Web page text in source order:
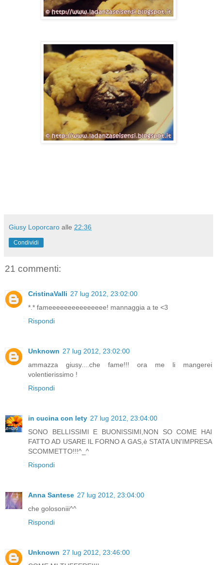
Giusy Loporcaro alle 22:36
Condividi
21 commenti:
CristinaValli 27 lug 2012, 23:02:00
*.* fameeeeeeeeeeeeeee! mannaggia a te <3
Rispondi
Unknown 27 lug 2012, 23:02:00
ammazza giusy....che fame!!! ora me li mangerei
volentierissimo !
Rispondi
in cucina con lety 27 lug 2012, 23:04:00
SONO BELLISSIMI E BUONISSIMI,NON SO COME HAI
FATTO AD USARE IL FORNO A GAS,è STATA UN'IMPRESA
SCOMMETTO!!!^_^
Rispondi
Anna Santese 27 lug 2012, 23:04:00
che golosoniii^^
Rispondi
Unknown 27 lug 2012, 23:46:00